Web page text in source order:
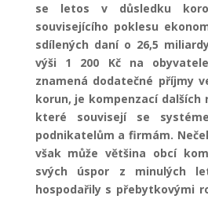
se letos v důsledku
souvisejícího poklesu
sdílených daní o 26,5
výši 1 200 Kč na
znamená dodatečné příjmy
korun, je kompenzací dalších
které souvisejí se
podnikatelům a firmám.
však může většina obcí
svých úspor z minulých
hospodařily s přebytkovými